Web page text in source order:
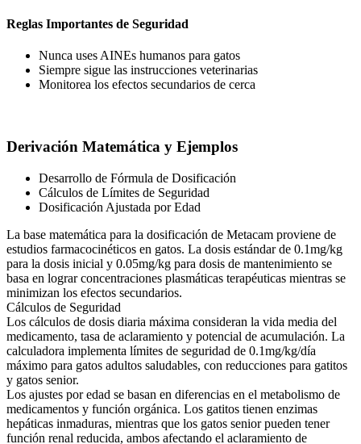
Reglas Importantes de Seguridad
Nunca uses AINEs humanos para gatos
Siempre sigue las instrucciones veterinarias
Monitorea los efectos secundarios de cerca
Derivación Matemática y Ejemplos
Desarrollo de Fórmula de Dosificación
Cálculos de Límites de Seguridad
Dosificación Ajustada por Edad
La base matemática para la dosificación de Metacam proviene de
estudios farmacocinéticos en gatos. La dosis estándar de 0.1mg/kg
para la dosis inicial y 0.05mg/kg para dosis de mantenimiento se
basa en lograr concentraciones plasmáticas terapéuticas mientras se
minimizan los efectos secundarios.
Cálculos de Seguridad
Los cálculos de dosis diaria máxima consideran la vida media del
medicamento, tasa de aclaramiento y potencial de acumulación. La
calculadora implementa límites de seguridad de 0.1mg/kg/día
máximo para gatos adultos saludables, con reducciones para gatitos
y gatos senior.
Los ajustes por edad se basan en diferencias en el metabolismo de
medicamentos y función orgánica. Los gatitos tienen enzimas
hepáticas inmaduras, mientras que los gatos senior pueden tener
función renal reducida, ambos afectando el aclaramiento de